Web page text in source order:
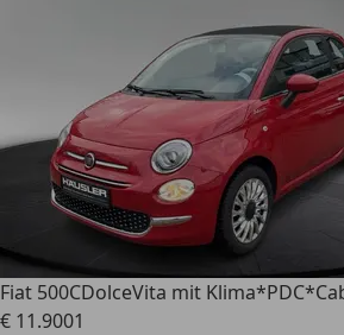
Fiat 500CDolceVita mit
€ 11.9001